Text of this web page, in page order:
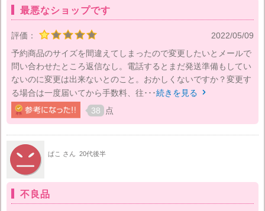
最悪なショップです
評価：
2022/05/09
予約商品のサイズを間違えてしまったので変更したいとメールで
問い合わせたところ返信なし。電話するとまだ発送準備もしてい
ないのに変更は出来ないとのこと。おかしくないですか？変更す
る場合は一度届いてから手数料、往･･･続きを見る 
38 点
ぱこ さん 20代後半
不良品